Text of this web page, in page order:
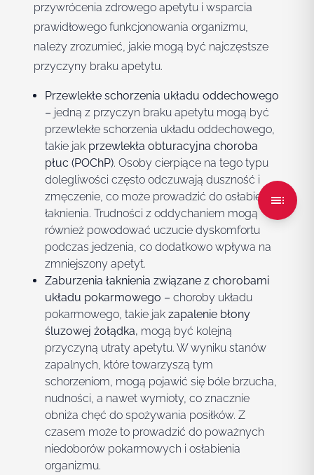
przywrócenia zdrowego apetytu i wsparcia
prawidłowego funkcjonowania organizmu,
należy zrozumieć, jakie mogą być najczęstsze
przyczyny braku apetytu.
Przewlekłe schorzenia układu oddechowego
– jedną z przyczyn braku apetytu mogą być
przewlekłe schorzenia układu oddechowego,
takie jak przewlekła obturacyjna choroba
płuc (POChP). Osoby cierpiące na tego typu
dolegliwości często odczuwają duszność i
zmęczenie, co może prowadzić do osłabienia
łaknienia. Trudności z oddychaniem mogą
również powodować uczucie dyskomfortu
podczas jedzenia, co dodatkowo wpływa na
zmniejszony apetyt.
Zaburzenia łaknienia związane z chorobami
układu pokarmowego – choroby układu
pokarmowego, takie jak zapalenie błony
śluzowej żołądka, mogą być kolejną
przyczyną utraty apetytu. W wyniku stanów
zapalnych, które towarzyszą tym
schorzeniom, mogą pojawić się bóle brzucha,
nudności, a nawet wymioty, co znacznie
obniża chęć do spożywania posiłków. Z
czasem może to prowadzić do poważnych
niedoborów pokarmowych i osłabienia
organizmu.